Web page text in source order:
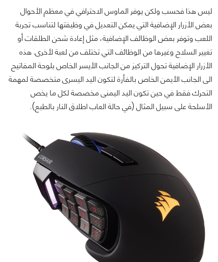
ليس هذا فحسب ولكن يوفر الماوس الاحترافي في معظم الأحوال
بعض الأزرار الإضافية التي يمكن التعديل في وظيفتها لتناسب تجربة
اللعب وتوفر بعض الوظائف الإضافية، مثل إعادة شحن الطلقات أو
تغيير السلاح وغيرها من الوظائف التي تختلف من لعبة لأخرى. هذه
الأزرار الإضافية تحول التركيز من الجانب الأيسر الخاص بلوحة المفاتيح
الى الجانب الأيمن الخاص بالفأرة لتكون اليد اليسرى متخصصة لمهمة
التحرك فقط في حين تكون اليد اليمنى مخصصة لكل ما يخص
الأسلحة على سبيل المثال (في حالة العاب اطلاق النار بالطبع).